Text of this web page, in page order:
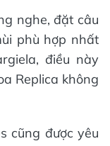
nghe, đặt câu
phù hợp nhất
điều này
Replica không
cũng được yêu